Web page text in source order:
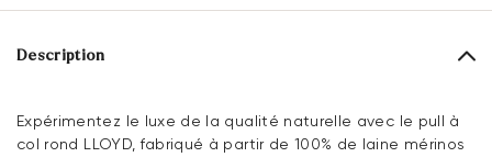
Description
Expérimentez le luxe de la qualité naturelle avec le pull à
col rond LLOYD, fabriqué à partir de 100% de laine mérinos